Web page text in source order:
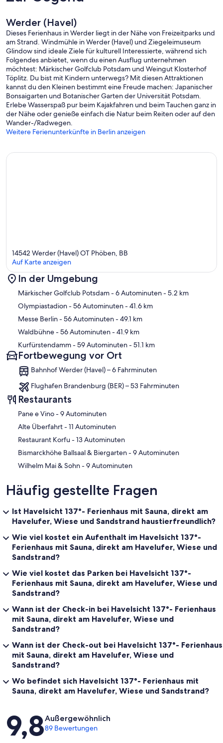
Werder (Havel)
Dieses Ferienhaus in Werder liegt in der Nähe von Freizeitparks und
am Strand. Windmühle in Werder (Havel) und Ziegeleimuseum
Glindow sind ideale Ziele für kulturell Interessierte, während sich
Folgendes anbietet, wenn du einen Ausflug unternehmen
möchtest: Märkischer Golfclub Potsdam und Weingut Klosterhof
Töplitz. Du bist mit Kindern unterwegs? Mit diesen Attraktionen
kannst du den Kleinen bestimmt eine Freude machen: Japanischer
Bonsaigarten und Botanischer Garten der Universität Potsdam.
Erlebe Wasserspaß pur beim Kajakfahren und beim Tauchen ganz in
der Nähe oder genieße einfach die Natur beim Reiten oder auf den
Wander-/Radwegen.
Weitere Ferienunterkünfte in Berlin anzeigen
Karte
14542 Werder (Havel) OT Phöben, BB
Auf Karte anzeigen
In der Umgebung
Märkischer Golfclub Potsdam- 6 Autominuten- 5.2 km
Olympiastadion- 56 Autominuten- 41.6 km
Messe Berlin- 56 Autominuten- 49.1 km
Waldbühne- 56 Autominuten- 41.9 km
Kurfürstendamm- 59 Autominuten- 51.1 km
Fortbewegung vor Ort
Bahnhof Werder (Havel) – 6 Fahrminuten
Flughafen Brandenburg (BER) – 53 Fahrminuten
Restaurants
‪Pane e Vino - ‬9 Autominuten
‪Alte Überfahrt - ‬11 Autominuten
‪Restaurant Korfu - ‬13 Autominuten
‪Bismarckhöhe Ballsaal & Biergarten - ‬9 Autominuten
‪Wilhelm Mai & Sohn - ‬9 Autominuten
Häufig gestellte Fragen
Ist Havelsicht 137°- Ferienhaus mit Sauna, direkt am
Havelufer, Wiese und Sandstrand haustierfreundlich?
Wie viel kostet ein Aufenthalt im Havelsicht 137°-
Ferienhaus mit Sauna, direkt am Havelufer, Wiese und
Sandstrand?
Wie viel kostet das Parken bei Havelsicht 137°-
Ferienhaus mit Sauna, direkt am Havelufer, Wiese und
Sandstrand?
Wann ist der Check-in bei Havelsicht 137°- Ferienhaus
mit Sauna, direkt am Havelufer, Wiese und
Sandstrand?
Wann ist der Check-out bei Havelsicht 137°- Ferienhaus
mit Sauna, direkt am Havelufer, Wiese und
Sandstrand?
Wo befindet sich Havelsicht 137°- Ferienhaus mit
Sauna, direkt am Havelufer, Wiese und Sandstrand?
Bewertungen
9,8Außergewöhnlich
89 Bewertungen